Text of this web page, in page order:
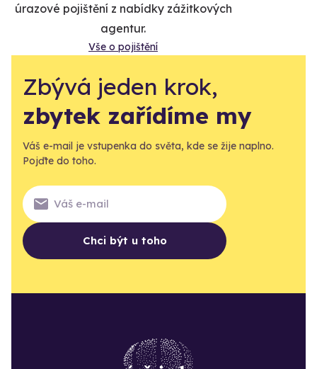
úrazové pojištění z nabídky zážitkových
agentur.
Vše o pojištění
Zbývá jeden krok,
zbytek zařídíme my
Váš e-mail je vstupenka do světa, kde se žije naplno.
Pojďte do toho.
Chci být u toho